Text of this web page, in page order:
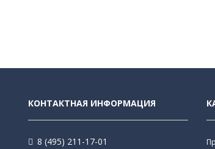
КОНТАКТНАЯ ИНФОРМАЦИЯ
8 (495) 211-17-01